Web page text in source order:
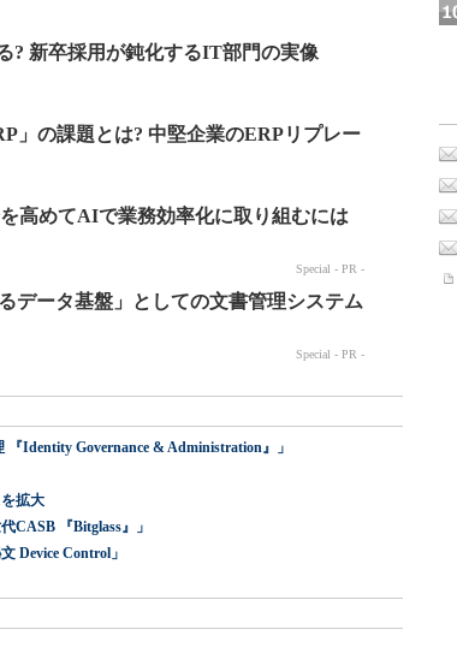
Identity Governance & Administration』」
拡大
CASB 『Bitglass』」
Device Control」